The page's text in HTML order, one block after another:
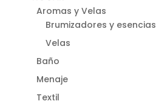
Aromas y Velas
Brumizadores y esencias
Velas
Baño
Menaje
Textil